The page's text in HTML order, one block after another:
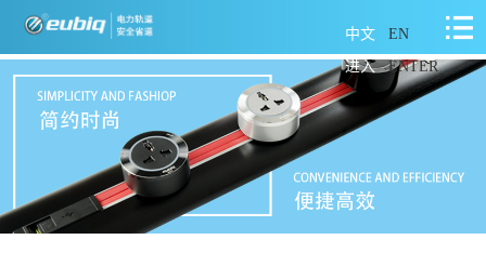
中文
进入
EN
ENTER